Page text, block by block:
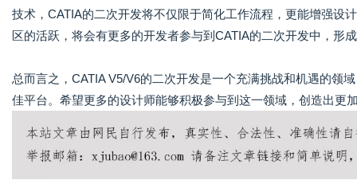
技术，CATIA的二次开发将不仅限于简化工作流程，更能增强设
区的活跃，将会有更多的开发者参与到CATIA的二次开发中，形
总而言之，CATIA V5/V6的二次开发是一个充满挑战和机遇的领
佳平台。希望更多的设计师能够积极参与到这一领域，创造出更